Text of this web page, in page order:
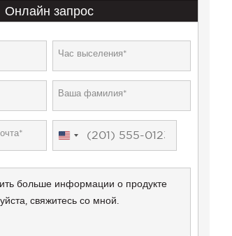
Онлайн запрос
United